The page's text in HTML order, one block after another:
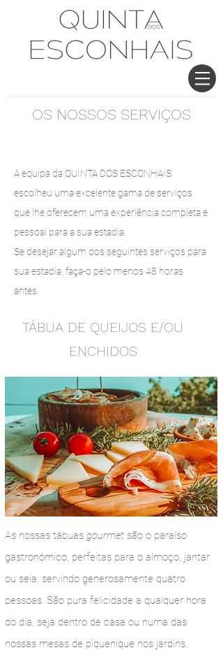
OS NOSSOS SERVIÇOS
A equipa da QUINTA DOS ESCONHAIS
escolheu uma excelente gama de serviços
que lhe oferecem uma experiência completa e
pessoal para a sua estadia.
Se desejar algum dos seguintes serviços para
sua estadia, faça-o pelo menos 48 horas
antes.
TÁBUA DE QUEIJOS E/OU
ENCHIDOS
As nossas tábuas gourmet são o paraíso
gastronómico, perfeitas para o almoço, jantar
ou seia, servindo generosamente quatro
pessoas. São pura felicidade a qualquer hora
do dia, seja dentro de casa ou numa das
nossas mesas de piquenique nos jardins.